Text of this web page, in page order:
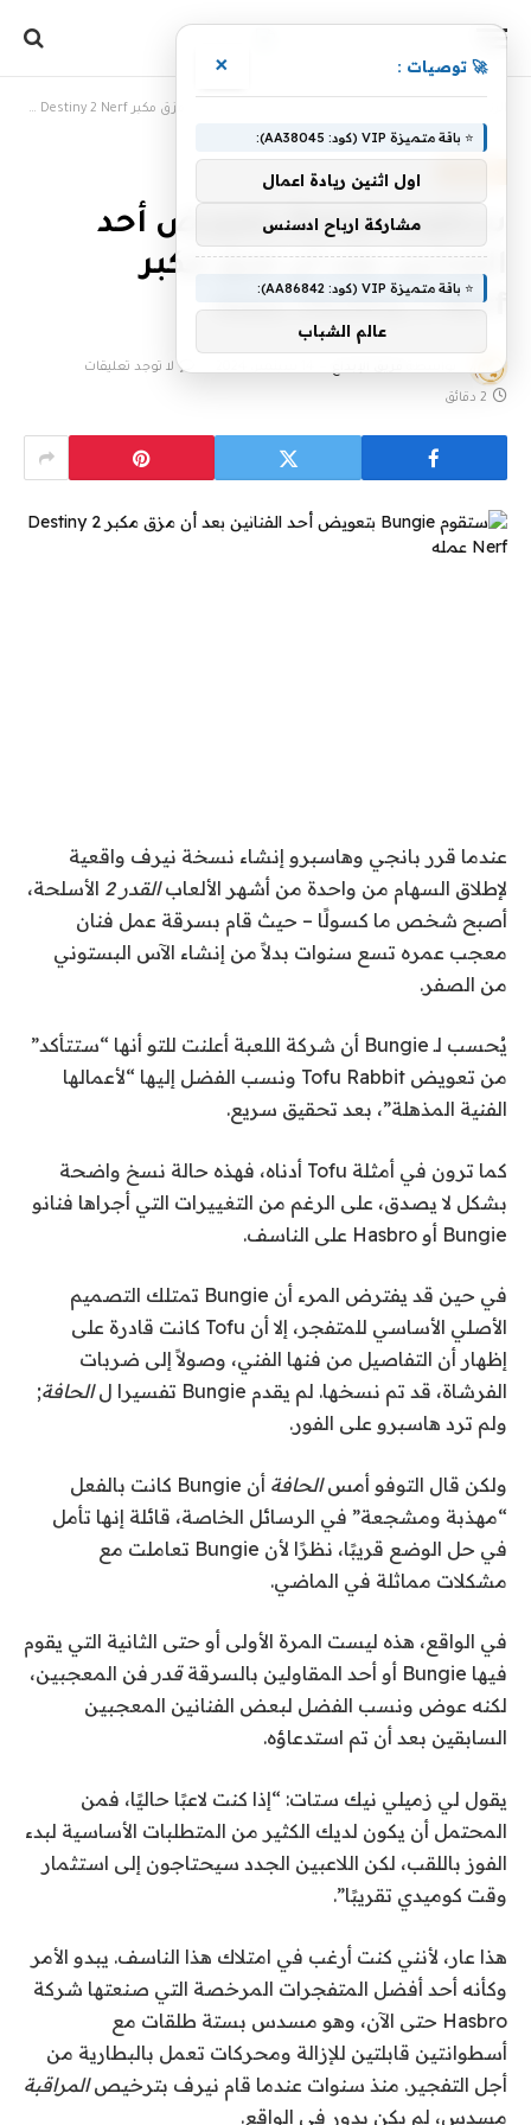
ستقوم Bungie بتعويض أحد
الفنانين بعد أن مزق مكبر
Destiny 2 Nerf عمله
لا توجد تعليقات
2 دقائق
عندما قرر بانجي وهاسبرو إنشاء نسخة نيرف واقعية
لإطلاق السهام من واحدة من أشهر الألعابالقدر 2
الأسلحة،
أصبح شخص ما كسولًا – حيث قام بسرقة عمل فنان
معجب عمره تسع سنوات بدلاً من إنشاء الآس البستوني
من الصفر.
يُحسب لـ Bungie أن شركة اللعبة أعلنت للتو أنها “ستتأكد”
من تعويض Tofu Rabbit ونسب الفضل إليها “لأعمالها
الفنية المذهلة”، بعد تحقيق سريع.
كما ترون في أمثلة Tofu أدناه، فهذه حالة نسخ واضحة
بشكل لا يصدق، على الرغم من التغييرات التي أجراها فنانو
Bungie أو Hasbro على الناسف.
في حين قد يفترض المرء أن Bungie تمتلك التصميم
الأصلي الأساسي للمتفجر، إلا أن Tofu كانت قادرة على
إظهار أن التفاصيل من فنها الفني، وصولاً إلى ضربات
الفرشاة، قد تم نسخها. لم يقدم Bungie تفسيرا ل
الحافة;
ولم ترد هاسبرو على الفور.
ولكن قال التوفو أمسالحافة
أن Bungie كانت بالفعل
“مهذبة ومشجعة” في الرسائل الخاصة، قائلة إنها تأمل
في حل الوضع قريبًا، نظرًا لأن Bungie تعاملت مع
مشكلات مماثلة في الماضي.
في الواقع، هذه ليست المرة الأولى أو حتى الثانية التي يقوم
فيها Bungie أو أحد المقاولين بالسرقة
قدر فن المعجبين،
لكنه عوض ونسب الفضل لبعض الفنانين المعجبين
السابقين بعد أن تم استدعاؤه.
يقول لي زميلي نيك ستات: “إذا كنت لاعبًا حاليًا، فمن
المحتمل أن يكون لديك الكثير من المتطلبات الأساسية لبدء
الفوز باللقب، لكن اللاعبين الجدد سيحتاجون إلى استثمار
وقت كوميدي تقريبًا”.
هذا عار، لأنني كنت أرغب في امتلاك هذا الناسف. يبدو الأمر
وكأنه أحد أفضل المتفجرات المرخصة التي صنعتها شركة
Hasbro حتى الآن، وهو مسدس بستة طلقات مع
أسطوانتين قابلتين للإزالة ومحركات تعمل بالبطارية من
أجل التفجير. منذ سنوات عندما قام نيرف بترخيصالمراقبة
مسدس، لم يكن يدور في الواقع.
🚀 توصيات : ×
⭐ باقة متميزة VIP (كود: AA38045):
اول اثنين ريادة اعمال
مشاركة ارباح ادسنس
⭐ باقة متميزة VIP (كود: AA86842):
عالم الشباب